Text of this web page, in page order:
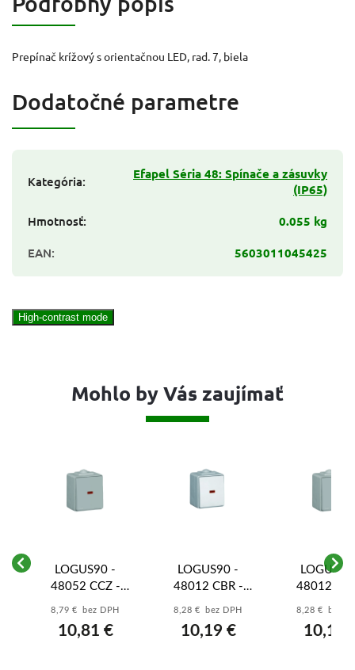
Prepínač krížový s orientačnou LED, rad. 7, biela
Dodatočné parametre
Kategória:
Efapel Séria 48: Spínače a zásuvky
(IP65)
Hmotnosť:
0.055 kg
EAN: 5603011045425
High-contrast mode
Mohlo by Vás zaujímať
LOGUS90 -
48052 CCZ -
Prepínač krížový s
rad. 7, šedá
8,79 € bez DPH
10,81 €
LOGUS90 -
48012 CBR -
Spínač 1-pólový s
rad. 1, biela
8,28 € bez DPH
10,19 €
48012
Spínač 1-
rad. 1,
8,28 € bez
10,19